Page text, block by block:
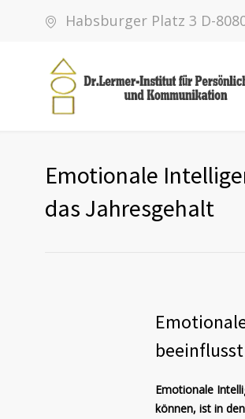
Habsburger Platz 3 D-
Emotionale
das Jahresgehalt
Emotionale
können, ist in